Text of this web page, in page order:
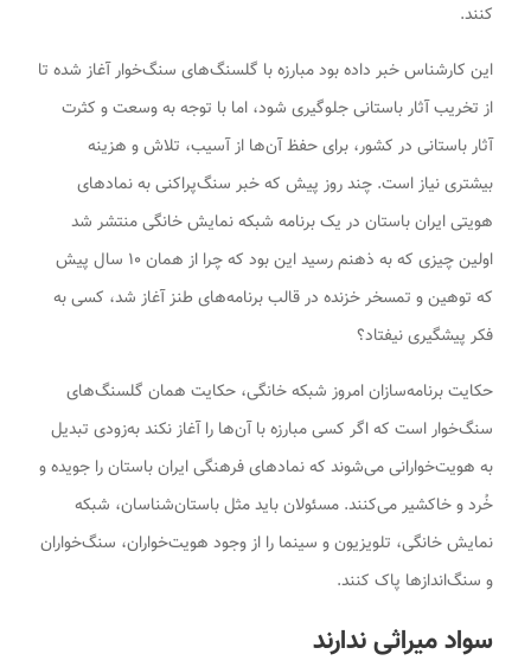
کنند.
این کارشناس خبر داده بود مبارزه با گلسنگ‌های سنگ‌خوار آغاز شده تا
از تخریب آثار باستانی جلوگیری شود، اما با توجه به وسعت و کثرت
آثار باستانی در کشور، برای حفظ آن‌ها از آسیب، تلاش و هزینه
بیشتری نیاز است. چند روز پیش که خبر سنگ‌پراکنی به نمادهای
هویتی ایران باستان در یک برنامه شبکه نمایش خانگی منتشر شد
اولین چیزی که به ذهنم رسید این بود که چرا از همان ۱۰ سال پیش
که توهین و تمسخر خزنده در قالب برنامه‌های طنز آغاز شد، کسی به
فکر پیشگیری نیفتاد؟
حکایت برنامه‌سازان امروز شبکه خانگی، حکایت همان گلسنگ‌های
سنگ‌خوار است که اگر کسی مبارزه با آن‌ها را آغاز نکند به‌زودی تبدیل
به هویت‌خوارانی می‌شوند که نمادهای فرهنگی ایران باستان را جویده و
خُرد و خاکشیر می‌کنند. مسئولان باید مثل باستان‌شناسان، شبکه
نمایش خانگی، تلویزیون و سینما را از وجود هویت‌خواران، سنگ‌خواران
و سنگ‌اندازها پاک کنند.
سواد میراثی ندارند